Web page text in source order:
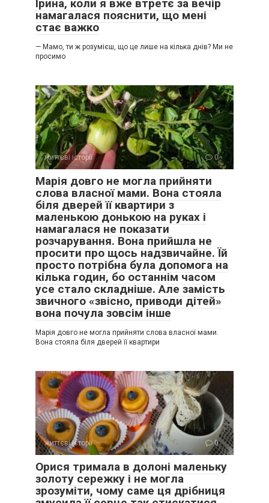
Ірина, коли я вже втретє за вечір
намагалася пояснити, що мені
стає важко
— Мамо, ти ж розумієш, що це лише на кілька днів? Ми не
просимо
життєві історії 0
Марія довго не могла прийняти
слова власної мами. Вона стояла
біля дверей її квартири з
маленькою донькою на руках і
намагалася не показати
розчарування. Вона прийшла не
просити про щось надзвичайне. Їй
просто потрібна була допомога на
кілька годин, бо останнім часом
усе стало складніше. Але замість
звичного «звісно, приводи дітей»
вона почула зовсім інше
Марія довго не могла прийняти слова власної мами.
Вона стояла біля дверей її квартири
життєві історії 0
Орися тримала в долоні маленьку
золоту сережку і не могла
зрозуміти, чому саме ця дрібниця